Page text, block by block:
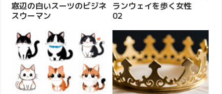
窓辺の白いスーツのビジネ
スウーマン
ランウェイを歩く女性
02